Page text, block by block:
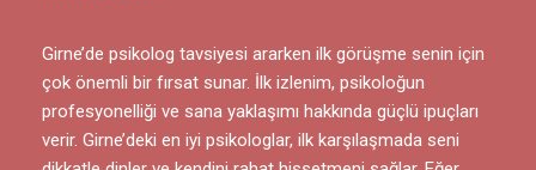
Girne’de psikolog tavsiyesi ararken ilk görüşme senin için
çok önemli bir fırsat sunar. İlk izlenim, psikoloğun
profesyonelliği ve sana yaklaşımı hakkında güçlü ipuçları
verir. Girne’deki en iyi psikologlar, ilk karşılaşmada seni